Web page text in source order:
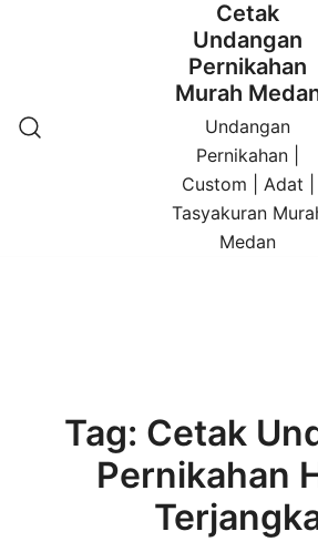
Cetak
Undangan
Pernikahan
Murah
Undangan
Pernikahan |
Custom | Adat |
Tasyakuran
Medan
Tag: Cetak
Pernikahan